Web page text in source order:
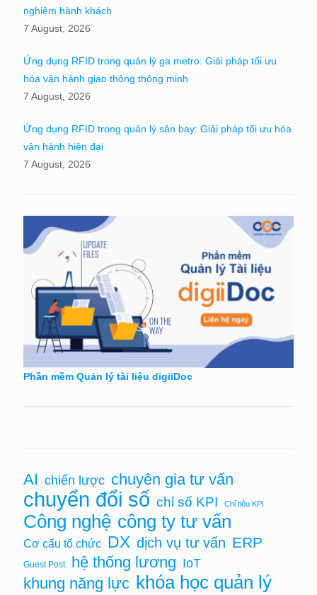
nghiệm hành khách
7 August, 2026
Ứng dụng RFID trong quản lý ga metro: Giải pháp tối ưu
hóa vận hành giao thông thông minh
7 August, 2026
Ứng dụng RFID trong quản lý sân bay: Giải pháp tối ưu hóa
vận hành hiện đại
7 August, 2026
Phần mềm Quản lý tài liệu digiiDoc
AI chiến lược chuyên gia tư vấn
chuyển đổi số chỉ số KPI Chỉ tiêu KPI
Công nghệ công ty tư vấn
Cơ cấu tổ chức DX dịch vụ tư vấn ERP
Guest Post hệ thống lương IoT
khung năng lực khóa học quản lý